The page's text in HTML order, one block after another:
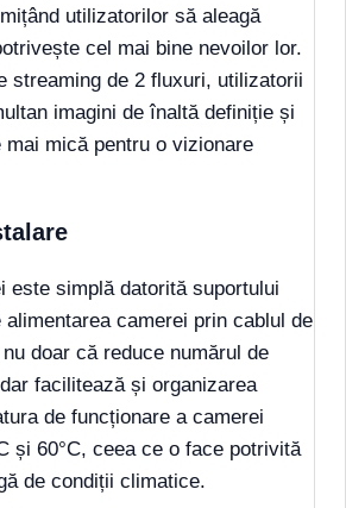
utilizatorilor să aleagă
cel mai bine nevoilor lor.
streaming de 2 fluxuri, utilizatorii
imagini de înaltă definiție și
mai mică pentru o vizionare
este simplă datorită suportului
camerei prin cablul de
doar că reduce numărul de
facilitează și organizarea
de funcționare a camerei
și 60°C, ceea ce o face potrivită
de condiții climatice.